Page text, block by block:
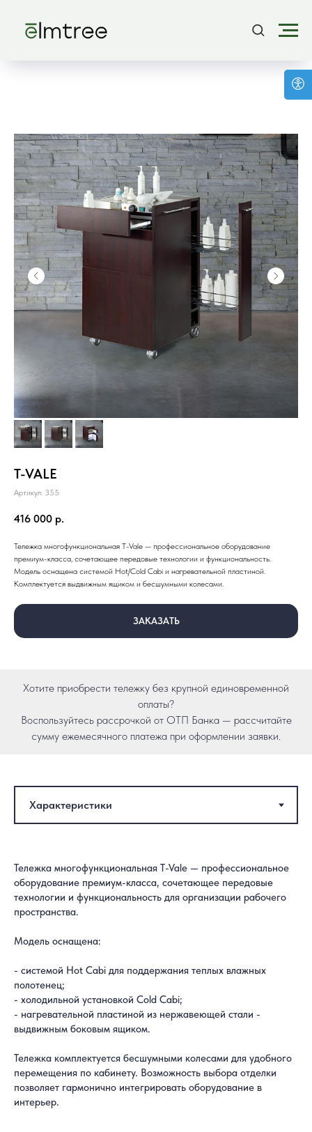
T-VALE
Артикул: 355
416 000 р.
Тележка многофункциональная T-Vale — профессиональное оборудование
премиум-класса, сочетающее передовые технологии и функциональность.
Модель оснащена системой Hot/Cold Cabi и нагревательной пластиной.
Комплектуется выдвижным ящиком и бесшумными колесами.
ЗАКАЗАТЬ
Хотите приобрести тележку без крупной единовременной
оплаты?
Воспользуйтесь рассрочкой от ОТП Банка — рассчитайте
сумму ежемесячного платежа при оформлении заявки.
Тележка многофункциональная T-Vale — профессиональное
оборудование премиум-класса, сочетающее передовые
технологии и функциональность для организации рабочего
пространства.
Модель оснащена:
- системой Hot Cabi для поддержания теплых влажных
полотенец;
- холодильной установкой Cold Cabi;
- нагревательной пластиной из нержавеющей стали -
выдвижным боковым ящиком.
Тележка комплектуется бесшумными колесами для удобного
перемещения по кабинету. Возможность выбора отделки
позволяет гармонично интегрировать оборудование в
интерьер.